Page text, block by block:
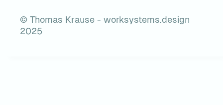
© Thomas Krause - worksystems.design
2025